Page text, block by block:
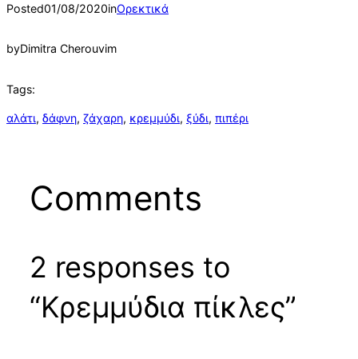
Posted01/08/2020inΟρεκτικά
byDimitra Cherouvim
Tags:
αλάτι, δάφνη, ζάχαρη, κρεμμύδι, ξύδι, πιπέρι
Comments
2 responses to
“Κρεμμύδια πίκλες”